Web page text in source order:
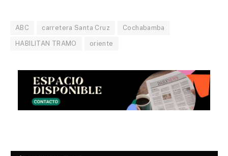
ABC carretera Santa Cruz Cochabamba
HABILITAN TRAMO oriente